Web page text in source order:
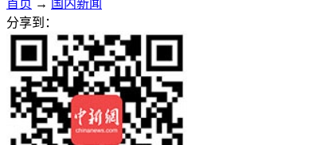
首页 → 国内新闻
分享到：